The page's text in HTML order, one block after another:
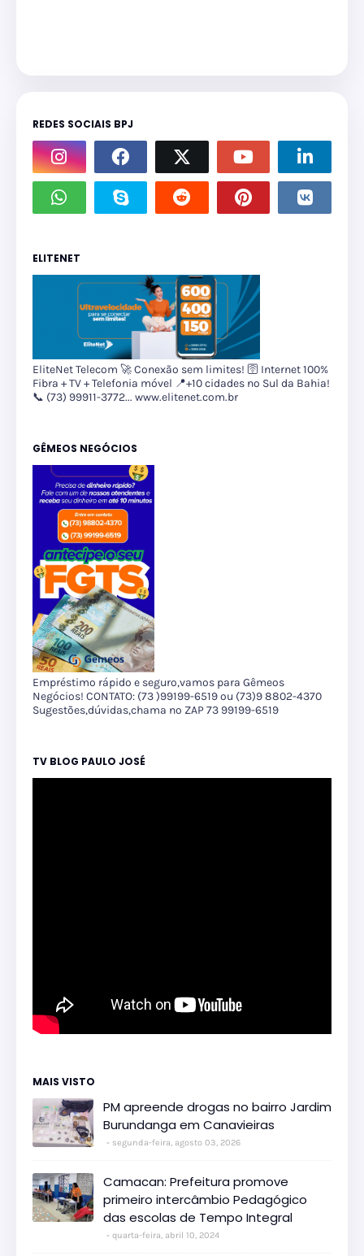
REDES SOCIAIS BPJ
ELITENET
EliteNet Telecom 🚀 Conexão sem limites! 🛜 Internet 100%
Fibra + TV + Telefonia móvel 📍+10 cidades no Sul da Bahia!
📞 (73) 99911-3772... www.elitenet.com.br
GÊMEOS NEGÓCIOS
Empréstimo rápido e seguro,vamos para Gêmeos
Negócios! CONTATO: (73 )99199-6519 ou (73)9 8802-4370
Sugestões,dúvidas,chama no ZAP 73 99199-6519
TV BLOG PAULO JOSÉ
MAIS VISTO
PM apreende drogas no bairro Jardim
Burundanga em Canavieiras
segunda-feira, agosto 03, 2026
Camacan: Prefeitura promove
primeiro intercâmbio Pedagógico
das escolas de Tempo Integral
quarta-feira, abril 10, 2024